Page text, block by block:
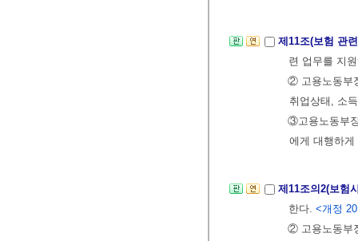
제11조(보험 관
련 업무를 지
② 고용노동부
취업상태, 소
③고용노동부
에게 대행하
제11조의2(보험
한다. <개정
② 고용노동부